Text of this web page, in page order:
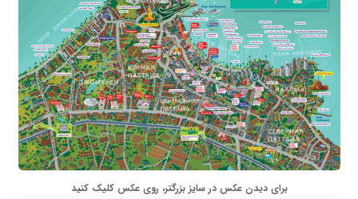
برای دیدن عکس در سایز بزرگتر، روی عکس کلیک کنید